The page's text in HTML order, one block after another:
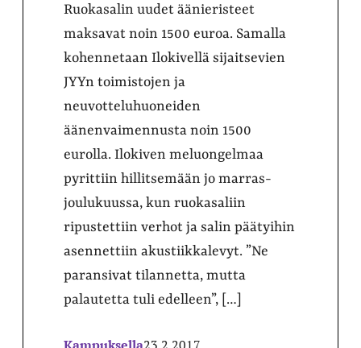
Ruokasalin uudet äänieristeet
maksavat noin 1500 euroa. Samalla
kohennetaan Ilokivellä sijaitsevien
JYYn toimistojen ja
neuvotteluhuoneiden
äänenvaimennusta noin 1500
eurolla. Ilokiven meluongelmaa
pyrittiin hillitsemään jo marras-
joulukuussa, kun ruokasaliin
ripustettiin verhot ja salin päätyihin
asennettiin akustiikkalevyt. ”Ne
paransivat tilannetta, mutta
palautetta tuli edelleen”, […]